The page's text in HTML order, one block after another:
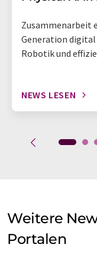
Zusammenarbeit
Generation
Robotik und
NEWS LESEN
Weitere
Portalen